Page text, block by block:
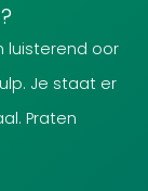
luisterend oor
Je staat er
Praten